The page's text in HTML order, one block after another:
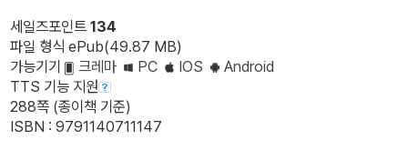
세일즈포인트 134
파일 형식 ePub(49.87 MB)
가능기기
크레마 PC IOS
Android
TTS 기능 지원
288쪽 (종이책 기준)
ISBN : 9791140711147